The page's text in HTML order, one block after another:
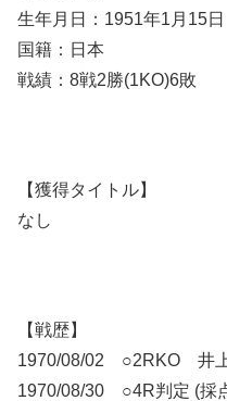
生年月日：1951年1月15日
国籍：日本
戦績：8戦2勝(1KO)6敗
【獲得タイトル】
なし
【戦歴】
1970/08/02 ○2RKO 井
1970/08/30 ○4R判定 (採